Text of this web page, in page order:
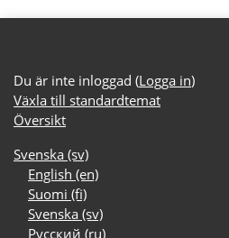
Du är inte inloggad (Logga in)
Växla till standardtemat
Översikt
Svenska ‎(sv)‎
English ‎(en)‎
Suomi ‎(fi)‎
Svenska ‎(sv)‎
Русский ‎(ru)‎